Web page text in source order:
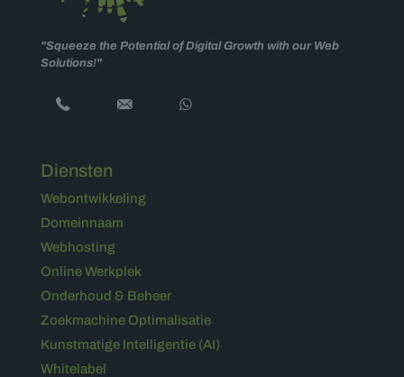
"Squeeze the Potential of Digital Growth with our Web
Solutions!"
Diensten
Webontwikkeling
Domeinnaam
Webhosting
Online Werkplek
Onderhoud & Beheer
Zoekmachine Optimalisatie
Kunstmatige Intelligentie (AI)
Whitelabel